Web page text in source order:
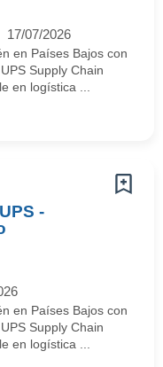
17/07/2026
en Países Bajos con
Supply Chain
en logística ...
-
en Países Bajos con
Supply Chain
en logística ...